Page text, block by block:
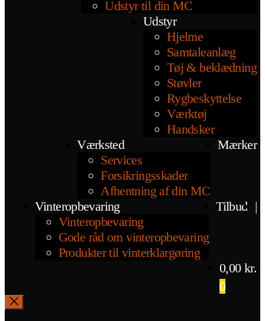
Udstyr til din MC
Udstyr
Hjelme
Samtaleanlæg
Tøj & beklædning
Støvler
Rygbeskyttelse
Værktøj
Handsker
Værksted
Services
Forsikringsskader
Afhentning af din MC
Mærker
Vinteropbevaring
Vinteropbevaring
Gode råd om vinteropbevaring
Produkter til vinterklargøring
Tilbud |
0,00 kr.
0